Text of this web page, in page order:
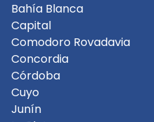
Bahía Blanca
Capital
Comodoro Rovadavia
Concordia
Córdoba
Cuyo
Junín